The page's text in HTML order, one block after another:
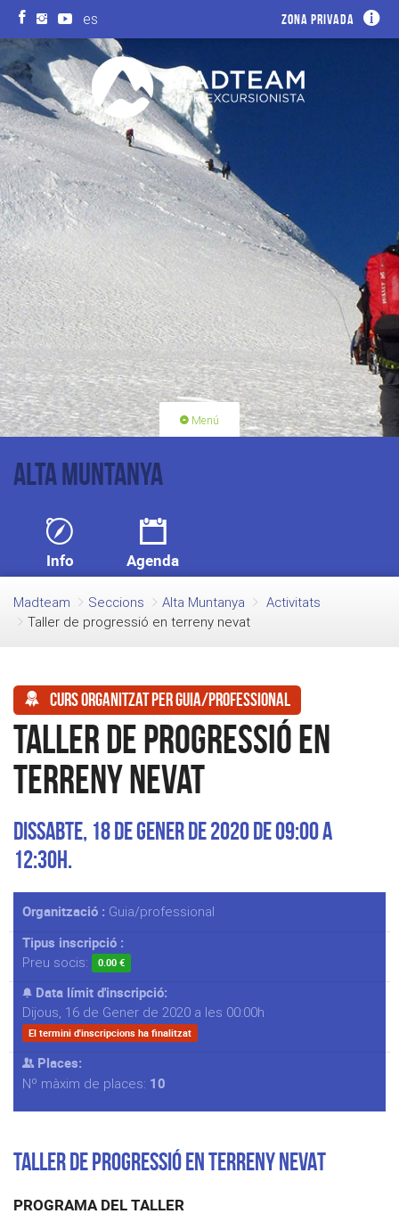
es Zona privada
Menú
FES-TE SOCI
Alta Muntanya
Info Agenda
Madteam Seccions Alta Muntanya
Activitats
Taller de progressió en terreny nevat
Curs organitzat per guia/professional
Taller de progressió en
terreny nevat
Dissabte, 18 de Gener de 2020 de 09:00 a
12:30h.
Organització : Guia/professional
Tipus inscripció :
Preu socis: 0.00 €
Data límit d'inscripció:
Dijous, 16 de Gener de 2020 a les 00:00h
El termini d'inscripcions ha finalitzat
Places:
Nº màxim de places: 10
TALLER DE PROGRESSIÓ EN TERRENY NEVAT
PROGRAMA DEL TALLER